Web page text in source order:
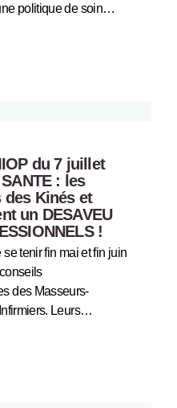
politique de soin…
du 7 juillet
: les
Kinés et
un DESAVEU
!
tenir fin mai et fin juin
des Masseurs-
Leurs…